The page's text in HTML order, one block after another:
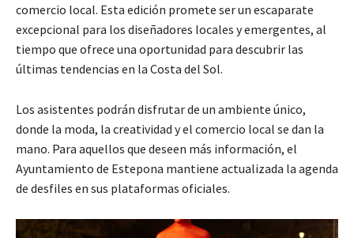
comercio local. Esta edición promete ser un escaparate
excepcional para los diseñadores locales y emergentes, al
tiempo que ofrece una oportunidad para descubrir las
últimas tendencias en la Costa del Sol.
Los asistentes podrán disfrutar de un ambiente único,
donde la moda, la creatividad y el comercio local se dan la
mano. Para aquellos que deseen más información, el
Ayuntamiento de Estepona mantiene actualizada la agenda
de desfiles en sus plataformas oficiales.